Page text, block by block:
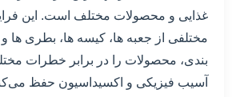
غذایی و محصولات مختلف است. این
مختلفی از جعبه ها، کیسه ها، بطری ها
بندی، محصولات را در برابر خطرات
آسیب فیزیکی و اکسیداسیون حفظ